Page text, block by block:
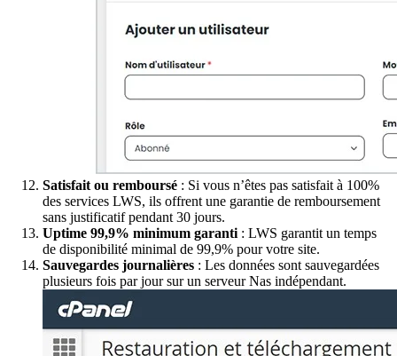
Satisfait ou remboursé : Si vous n’êtes pas satisfait à 100%
des services LWS, ils offrent une garantie de remboursement
sans justificatif pendant 30 jours.
Uptime 99,9% minimum garanti : LWS garantit un temps
de disponibilité minimal de 99,9% pour votre site.
Sauvegardes journalières : Les données sont sauvegardées
plusieurs fois par jour sur un serveur Nas indépendant.